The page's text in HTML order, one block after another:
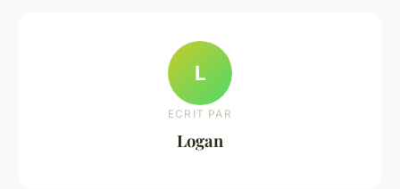
L
ECRIT PAR
Logan